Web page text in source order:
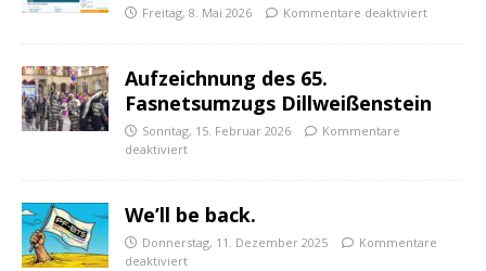
Freitag, 8. Mai 2026 Kommentare deaktiviert
Aufzeichnung des 65.
Fasnetsumzugs Dillweißenstein
Sonntag, 15. Februar 2026
Kommentare
deaktiviert
We’ll be back.
Donnerstag, 11. Dezember 2025
Kommentare
deaktiviert